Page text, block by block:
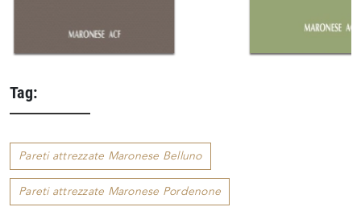
Tag:
Pareti attrezzate Maronese Belluno
Pareti attrezzate Maronese Pordenone